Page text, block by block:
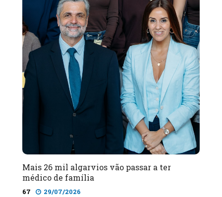
Mais 26 mil algarvios vão passar a ter
médico de família
67 29/07/2026